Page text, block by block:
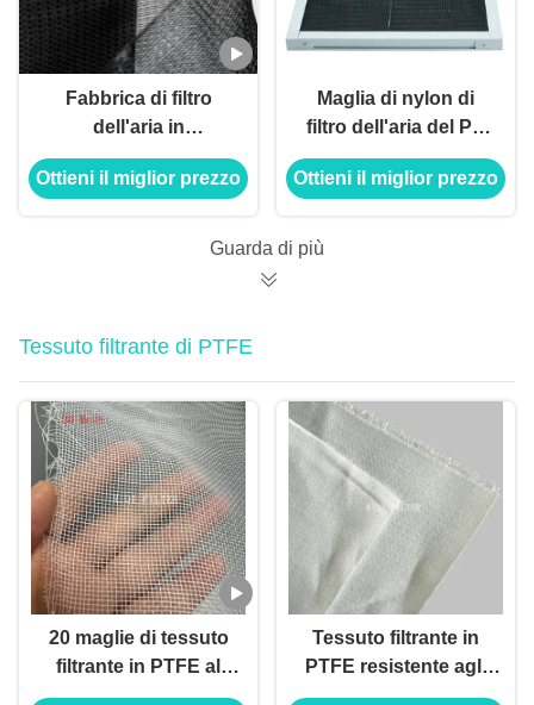
Fabbrica di filtro
dell'aria in
polipropilene
Ottieni il miglior prezzo
Maglia di nylon di
filtro dell'aria del PE
pp, filtro su
ordinazione dal
Ottieni il miglior prezzo
Guarda di più
Tessuto filtrante di PTFE
20 maglie di tessuto
filtrante in PTFE al
100%
Tessuto filtrante in
PTFE resistente agli
acidi per impianti